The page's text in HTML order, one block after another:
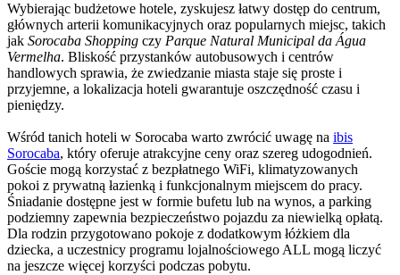
Wybierając budżetowe hotele, zyskujesz łatwy dostęp do centrum,
głównych arterii komunikacyjnych oraz popularnych miejsc, takich
jak Sorocaba Shopping czy Parque Natural Municipal da Água
Vermelha. Bliskość przystanków autobusowych i centrów
handlowych sprawia, że zwiedzanie miasta staje się proste i
przyjemne, a lokalizacja hoteli gwarantuje oszczędność czasu i
pieniędzy.
Wśród tanich hoteli w Sorocaba warto zwrócić uwagę na ibis
Sorocaba, który oferuje atrakcyjne ceny oraz szereg udogodnień.
Goście mogą korzystać z bezpłatnego WiFi, klimatyzowanych
pokoi z prywatną łazienką i funkcjonalnym miejscem do pracy.
Śniadanie dostępne jest w formie bufetu lub na wynos, a parking
podziemny zapewnia bezpieczeństwo pojazdu za niewielką opłatą.
Dla rodzin przygotowano pokoje z dodatkowym łóżkiem dla
dziecka, a uczestnicy programu lojalnościowego ALL mogą liczyć
na jeszcze więcej korzyści podczas pobytu.